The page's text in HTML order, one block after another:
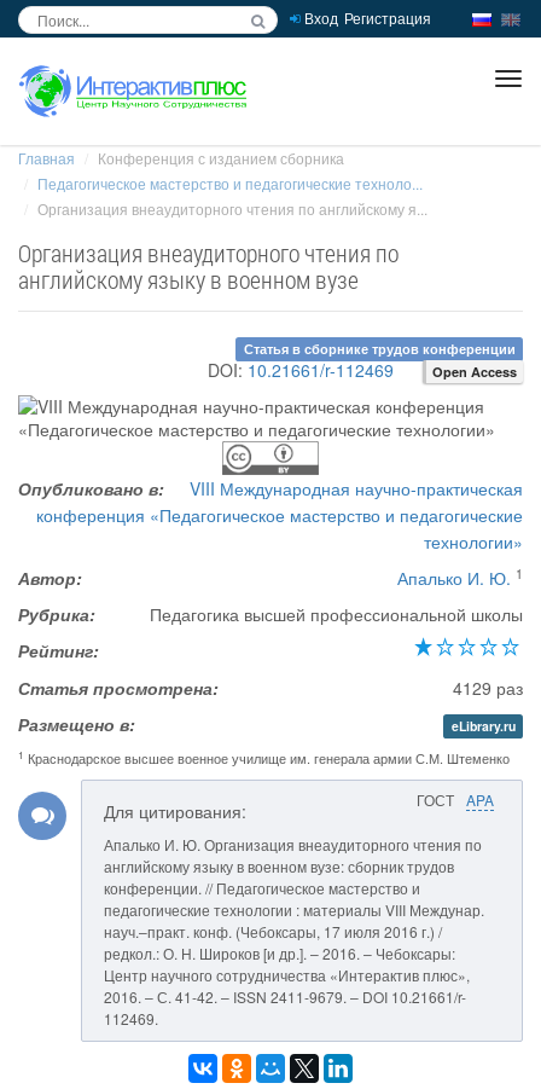
Вход Регистрация
Главная
Конференция с изданием сборника
Педагогическое мастерство и педагогические техноло...
Организация внеаудиторного чтения по английскому я...
Организация внеаудиторного чтения по
английскому языку в военном вузе
Статья в сборнике трудов конференции
DOI: 10.21661/r-112469 Open Access
Опубликовано в:
VIII Международная научно-практическая
конференция «Педагогическое мастерство и педагогические
технологии»
Автор:
Апалько И. Ю. 1
Рубрика:
Педагогика высшей профессиональной школы
Рейтинг:
Статья просмотрена:
4129 раз
Размещено в:
eLibrary.ru
1 Краснодарское высшее военное училище им. генерала армии С.М. Штеменко
ГОСТ APA
Для цитирования:
Апалько И. Ю. Организация внеаудиторного чтения по
английскому языку в военном вузе: сборник трудов
конференции. // Педагогическое мастерство и
педагогические технологии : материалы VIII Междунар.
науч.–практ. конф. (Чебоксары, 17 июля 2016 г.) /
редкол.: О. Н. Широков [и др.]. – 2016. – Чебоксары:
Центр научного сотрудничества «Интерактив плюс»,
2016. – С. 41-42. – ISSN 2411-9679. – DOI 10.21661/r-
112469.